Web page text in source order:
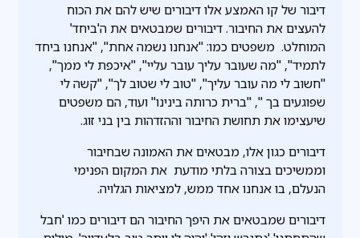
דיבור של קו האמצע אלו דיבורים שיש להם את הכוח
להעצים את החיבור. דיבורים שמבטאים את ה'ביחד'
המוחלט. משפטים כמו: "אנחנו נשמה אחת", "אנחנו ביחד
לתמיד", "מה שעובר עליך עובר עליי", "איכפת לי ממך",
"חשוב לי מה עובר עליך", "טוב לי שטוב לך", "קשה לי
שפוגעים בך ", "ברית כרותה בינינו" ועוד, הם משפטים
שיעצימו את תחושת החיבור וההזדהות בין בני זוג.
דיבורים כגון אלו, מבטאים את האמונה שבחיבור
וממשיכים בצורה בלתי מודעת את המקום הפנימי
הנעלם, בו אנחנו אחד ממש, למציאות הגלויה.
דיבורים שמבטאים את היפך החיבור הם דיבורים כמו 'חבל